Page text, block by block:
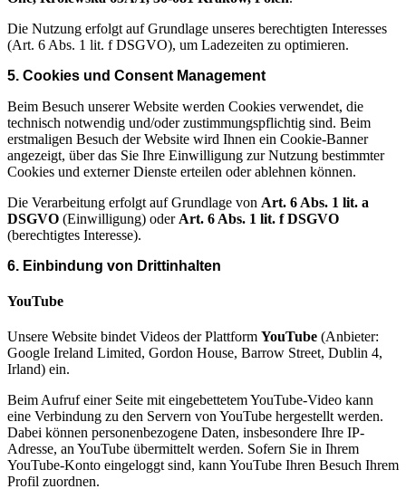
Die Nutzung erfolgt auf Grundlage unseres berechtigten Interesses
(Art. 6 Abs. 1 lit. f DSGVO), um Ladezeiten zu optimieren.
5. Cookies und Consent Management
Beim Besuch unserer Website werden Cookies verwendet, die
technisch notwendig und/oder zustimmungspflichtig sind. Beim
erstmaligen Besuch der Website wird Ihnen ein Cookie-Banner
angezeigt, über das Sie Ihre Einwilligung zur Nutzung bestimmter
Cookies und externer Dienste erteilen oder ablehnen können.
Die Verarbeitung erfolgt auf Grundlage von Art. 6 Abs. 1 lit. a
DSGVO (Einwilligung) oder Art. 6 Abs. 1 lit. f DSGVO
(berechtigtes Interesse).
6. Einbindung von Drittinhalten
YouTube
Unsere Website bindet Videos der Plattform YouTube (Anbieter:
Google Ireland Limited, Gordon House, Barrow Street, Dublin 4,
Irland) ein.
Beim Aufruf einer Seite mit eingebettetem YouTube-Video kann
eine Verbindung zu den Servern von YouTube hergestellt werden.
Dabei können personenbezogene Daten, insbesondere Ihre IP-
Adresse, an YouTube übermittelt werden. Sofern Sie in Ihrem
YouTube-Konto eingeloggt sind, kann YouTube Ihren Besuch Ihrem
Profil zuordnen.